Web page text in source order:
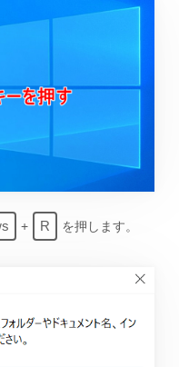
+ R を押します。